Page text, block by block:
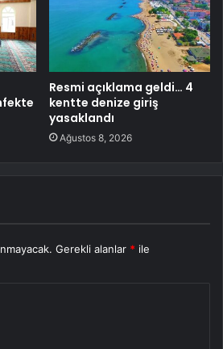
Resmi açıklama geldi… 4
kentte denize giriş
yasaklandı
Ağustos 8, 2026
Gerekli alanlar * ile